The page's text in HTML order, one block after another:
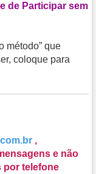
de Participar sem
método” que
coloque para
,
e não
por telefone